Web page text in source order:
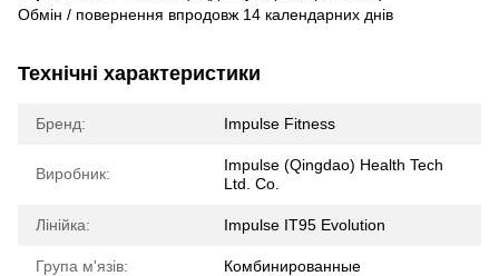
Обмін / повернення впродовж 14 календарних днів
Технічні характеристики
Бренд: Impulse Fitness
Виробник:
Impulse (Qingdao) Health Tech
Ltd. Co.
Лінійка: Impulse IT95 Evolution
Група м'язів: Комбинированные